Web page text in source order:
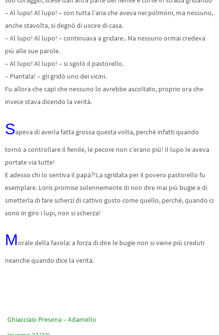
– Al lupo! Al lupo! – con tutta l’aria che aveva nei polmoni, ma nessuno,
anche stavolta, si degnò di uscire di casa.
– Al lupo! Al lupo! – continuava a gridare.. Ma nessuno ormai credeva
più alle sue parole.
– Al lupo! Al lupo! – si sgolò il pastorello.
– Piantala! – gli gridò uno dei vicini.
Fu allora che capì che nessuno lo avrebbe ascoltato, proprio ora che
invece stava dicendo la verità.
Sapeva di averla fatta grossa questa volta, perché infatti quando
tornò a controllare il fienile, le pecore non c’erano più! Il lupo le aveva
portate via tutte!
E adesso chi lo sentiva il papà?!La sgridata per il povero pastorello fu
esemplare. Loris promise solennemente di non dire mai più bugie e di
smetterla di fare scherzi di cattivo gusto come quello, perché, quando ci
sono in giro i lupi, non si scherza!
Morale della favola: a forza di dire le bugie non si viene più creduti
neanche quando dice la verità.
Ghiacciaio Presena – Adamello